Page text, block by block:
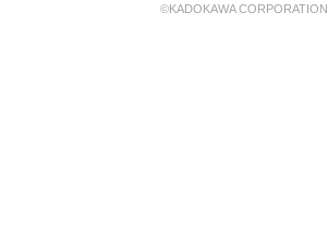
©KADOKAWA CORPORATION